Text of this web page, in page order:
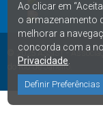
© 2025ASSIST-
do Rio de Janeiro.
Ao clicar em
o armazenamento
melhorar a
concorda com a
Privacidade
Definir Preferências